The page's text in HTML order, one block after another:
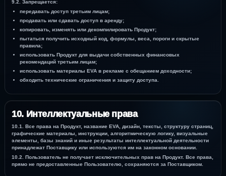
9.2. Запрещается:
передавать доступ третьим лицам;
продавать или сдавать доступ в аренду;
копировать, изменять или декомпилировать Продукт;
пытаться получить исходный код, формулы, веса, пороги и скрытые
правила;
использовать Продукт для выдачи собственных финансовых
рекомендаций третьим лицам;
использовать материалы EVA в рекламе с обещанием доходности;
обходить технические ограничения и защиту доступа.
10. Интеллектуальные права
10.1. Все права на Продукт, название EVA, дизайн, тексты, структуру страниц,
графические материалы, инструкции, алгоритмическую логику, визуальные
элементы, базы знаний и иные результаты интеллектуальной деятельности
принадлежат Поставщику или используются им на законном основании.
10.2. Пользователь не получает исключительных прав на Продукт. Все права,
прямо не предоставленные Пользователю, сохраняются за Поставщиком.